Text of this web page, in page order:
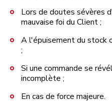
Lors de doutes sévères
mauvaise foi du Client ;
A l'épuisement du stock
;
Si une commande se
incomplète ;
En cas de force majeure.